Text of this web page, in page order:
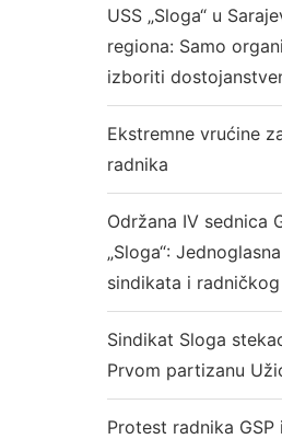
USS „Sloga“ u
regiona: Samo
izboriti
Ekstremne vrućine
radnika
Održana IV sednica
„Sloga“:
sindikata i
Sindikat Sloga
Prvom partizanu
Protest radnika